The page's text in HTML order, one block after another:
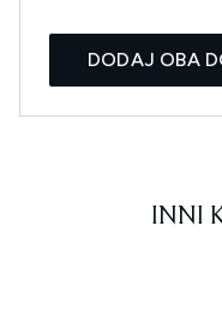
DODAJ OBA
INNI